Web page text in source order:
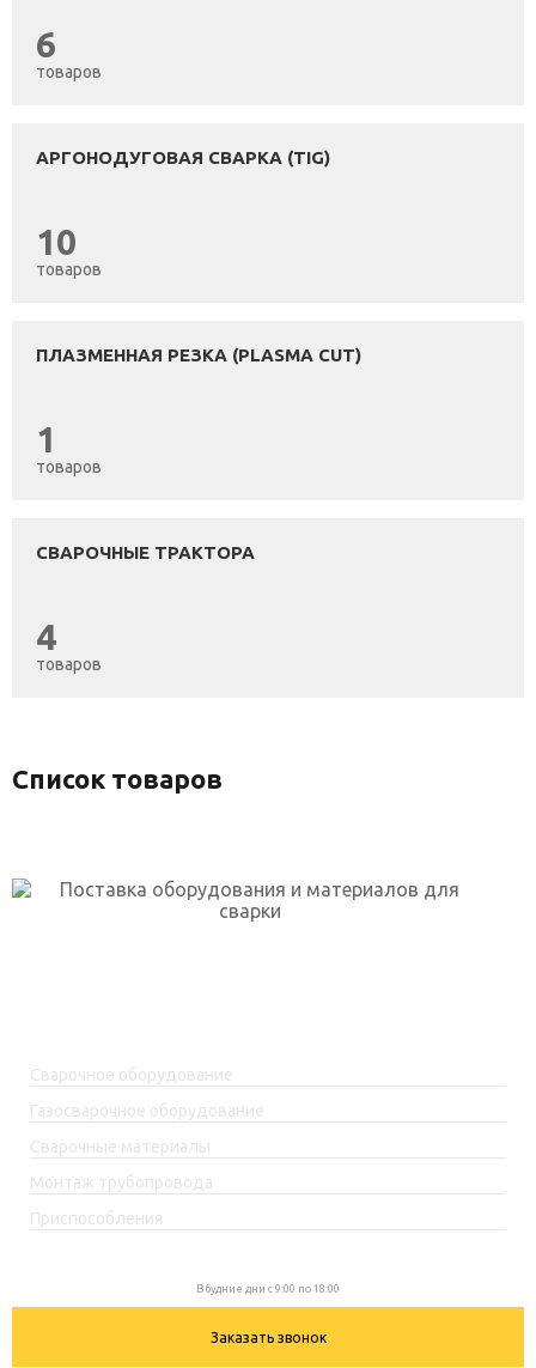
6
товаров
АРГОНОДУГОВАЯ СВАРКА (TIG)
10
товаров
ПЛАЗМЕННАЯ РЕЗКА (PLASMA CUT)
1
товаров
СВАРОЧНЫЕ ТРАКТОРА
4
товаров
Список товаров
Сварочное оборудование
Газосварочное оборудование
Сварочные материалы
Монтаж трубопровода
Приспособления
В будние дни с 9:00 по 18:00
Заказать звонок